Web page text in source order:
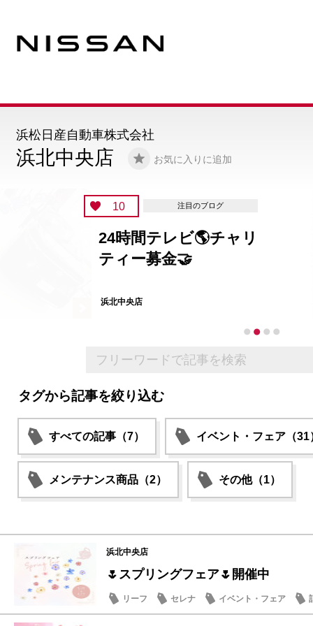
浜北中央店 お気に入りに追加
浜松日産自動車株式会社
10 注目のブログ
24時間テレビ🌎チャリ
ティー募金🤝
浜北中央店
タグから記事を絞り込む
すべての記事（7） イベント・フェア（31
メンテナンス商品（2） その他（1）
浜北中央店
🌷スプリングフェア🌷開催中
リーフ セレナ イベント・フェア